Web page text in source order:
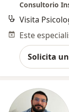
Consultorio
Visita
Solicita